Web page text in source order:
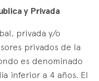
en
y Privada
privada y/o
privados de la
es denominado
inferior a 4 años. El